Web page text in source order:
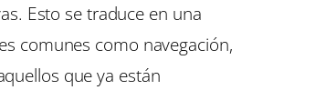
Esto se traduce en una
comunes como navegación,
que ya están